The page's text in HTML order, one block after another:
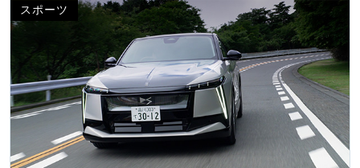
スポーツ